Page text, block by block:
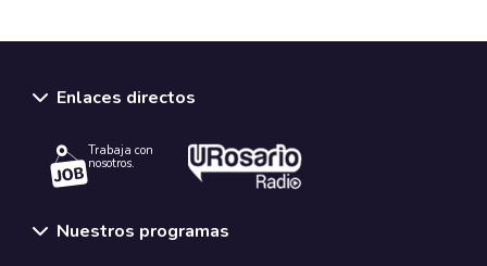
Enlaces directos
Trabaja con
nosotros.
Nuestros programas